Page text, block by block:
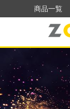
商品一覧